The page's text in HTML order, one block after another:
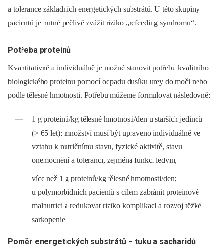
a tolerance základních energetických substrátů. U této skupiny
pacientů je nutné pečlivě zvážit riziko „refeeding syndromu“.
Potřeba proteinů
Kvantitativně a individuálně je možné stanovit potřebu kvalitního
biologického proteinu pomocí odpadu dusíku urey do moči nebo
podle tělesné hmotnosti. Potřebu můžeme formulovat následovně:
1 g proteinů/kg tělesné hmotnosti/den u starších jedinců
(> 65 let); množství musí být upraveno individuálně ve
vztahu k nutričnímu stavu, fyzické aktivitě, stavu
onemocnění a toleranci, zejména funkci ledvin,
více než 1 g proteinů/kg tělesné hmotnosti/den;
u polymorbidních pacientů s cílem zabránit proteinové
malnutrici a redukovat riziko komplikací a rozvoj těžké
sarkopenie.
Poměr energetických substrátů –⁠ tuku a sacharidů